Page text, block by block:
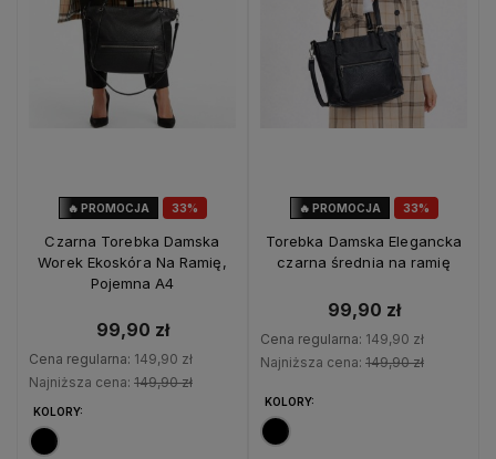
33%
🔥 PROMOCJA
Czarna Torebka Damska
Worek Ekoskóra Na Ramię,
Pojemna A4
99,90 zł
Cena regularna: 149,90 zł
Najniższa cena: 149,90 zł
KOLORY:
33%
🔥 PROMOCJA
Torebka Damska Elegancka
czarna średnia na ramię
99,90 zł
Cena regularna: 149,90 zł
Najniższa cena: 149,90 zł
KOLORY: